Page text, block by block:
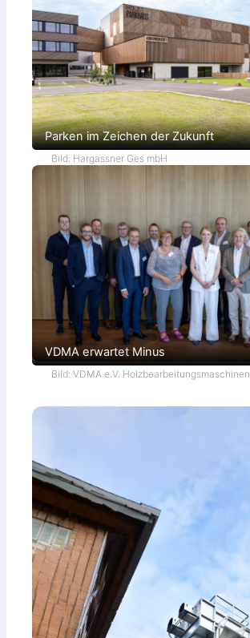
e
t
Parken im Zeichen der Zukunft
Bild: Hargassner Ges mbH
VDMA erwartet Minus
Bild: VDMA e.V. Holzbearbeitungsmaschinen